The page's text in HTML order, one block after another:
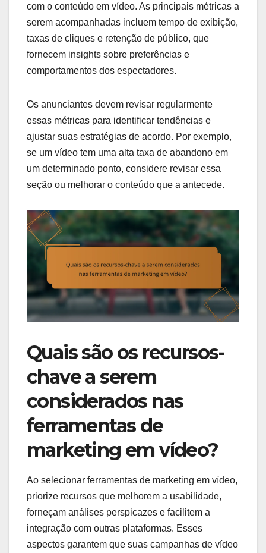
com o conteúdo em vídeo. As principais métricas a
serem acompanhadas incluem tempo de exibição,
taxas de cliques e retenção de público, que
fornecem insights sobre preferências e
comportamentos dos espectadores.
Os anunciantes devem revisar regularmente
essas métricas para identificar tendências e
ajustar suas estratégias de acordo. Por exemplo,
se um vídeo tem uma alta taxa de abandono em
um determinado ponto, considere revisar essa
seção ou melhorar o conteúdo que a antecede.
Quais são os recursos-
chave a serem
considerados nas
ferramentas de
marketing em vídeo?
Ao selecionar ferramentas de marketing em vídeo,
priorize recursos que melhorem a usabilidade,
forneçam análises perspicazes e facilitem a
integração com outras plataformas. Esses
aspectos garantem que suas campanhas de vídeo